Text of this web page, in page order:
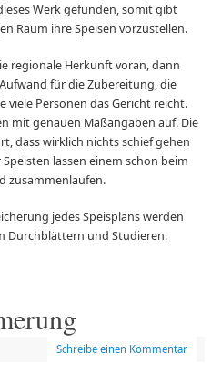
Werk gefunden, somit gibt
Raum ihre Speisen vorzustellen.
regionale Herkunft voran, dann
für die Zubereitung, die
viele Personen das Gericht reicht.
mit genauen Maßangaben auf. Die
dass wirklich nichts schief gehen
lassen einem schon beim
zusammenlaufen.
jedes Speisplans werden
Durchblättern und Studieren.
Schreibe einen Kommentar